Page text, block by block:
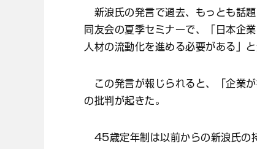
新浪氏の発言で過去、もっとも話
同友会の夏季セミナーで、「日本企
人材の流動化を進める必要がある」と
この発言が報じられると、「企業
の批判が起きた。
45歳定年制は以前からの新浪氏の